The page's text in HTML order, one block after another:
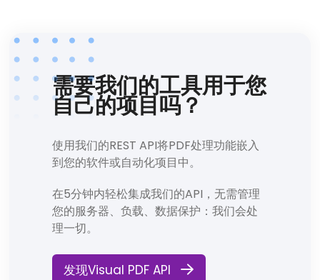
需要我们的工具用于您
自己的项目吗？
使用我们的REST API将PDF处理功能嵌入
到您的软件或自动化项目中。
在5分钟内轻松集成我们的API，无需管理
您的服务器、负载、数据保护：我们会处
理一切。
发现Visual PDF API